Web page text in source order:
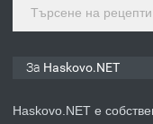
За Haskovo.NET
Haskovo.NET е